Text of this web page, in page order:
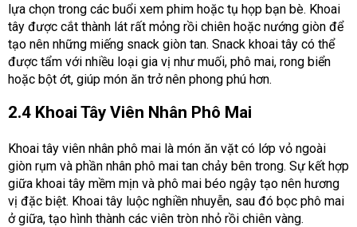
lựa chọn trong các buổi xem phim hoặc tụ họp bạn bè. Khoai
tây được cắt thành lát rất mỏng rồi chiên hoặc nướng giòn để
tạo nên những miếng snack giòn tan. Snack khoai tây có thể
được tẩm với nhiều loại gia vị như muối, phô mai, rong biển
hoặc bột ớt, giúp món ăn trở nên phong phú hơn.
2.4 Khoai Tây Viên Nhân Phô Mai
Khoai tây viên nhân phô mai là món ăn vặt có lớp vỏ ngoài
giòn rụm và phần nhân phô mai tan chảy bên trong. Sự kết hợp
giữa khoai tây mềm mịn và phô mai béo ngậy tạo nên hương
vị đặc biệt. Khoai tây luộc nghiền nhuyễn, sau đó bọc phô mai
ở giữa, tạo hình thành các viên tròn nhỏ rồi chiên vàng.